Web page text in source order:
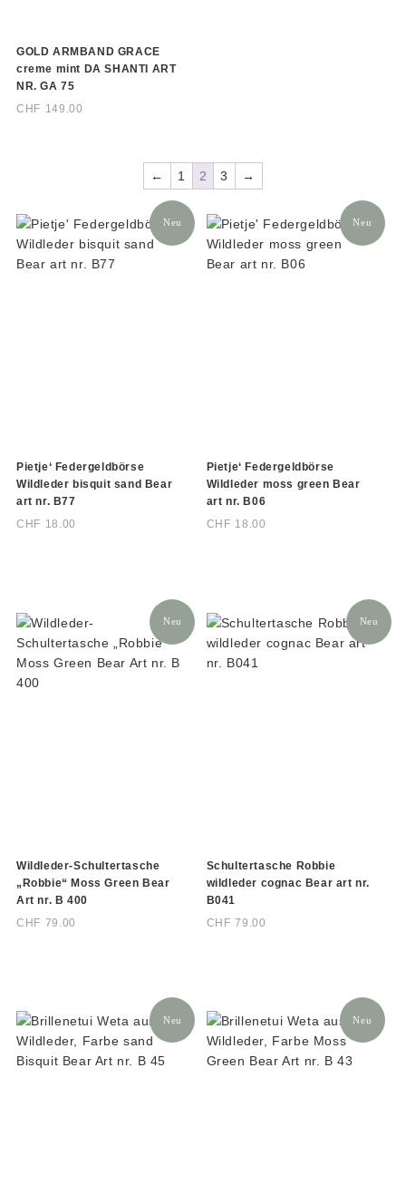
GOLD ARMBAND GRACE
creme mint DA SHANTI ART
NR. GA 75
CHF 149.00
← 1 2 3 →
Neu
Pietje‘ Federgeldbörse
Wildleder bisquit sand Bear
art nr. B77
CHF 18.00
Neu
Pietje‘ Federgeldbörse
Wildleder moss green Bear
art nr. B06
CHF 18.00
Neu
Wildleder-Schultertasche
„Robbie“ Moss Green Bear
Art nr. B 400
CHF 79.00
Neu
Schultertasche Robbie
wildleder cognac Bear art nr.
B041
CHF 79.00
Neu Neu